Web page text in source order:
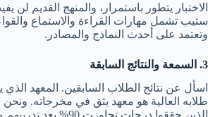
الاختبار يتطور باستمرار، والمنهج القديم لن
ستيب تشمل مهارات القراءة والاستماع
وتعتمد على أحدث النماذج والمصادر.
3. السمعة والنتائج السابقة
اسأل عن نتائج الطلاب السابقين. المعهد
طلابه العالية هو معهد يثق في مخرجاته.